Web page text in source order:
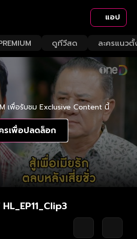
แอป
ดูทีวีสด ละครแนวตั้
เพื่อรับชม Exclusive Content นี้
รเพื่อปลดล็อก